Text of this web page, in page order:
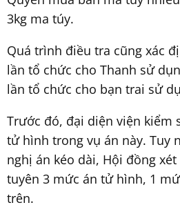
3kg ma túy.
Quá trình điều tra cũng xác
lần tổ chức cho Thanh sử
lần tổ chức cho bạn trai sử
Trước đó, đại diện viện kiểm
tử hình trong vụ án này. Tuy
nghị án kéo dài, Hội đồng
tuyên 3 mức án tử hình, 1
trên.